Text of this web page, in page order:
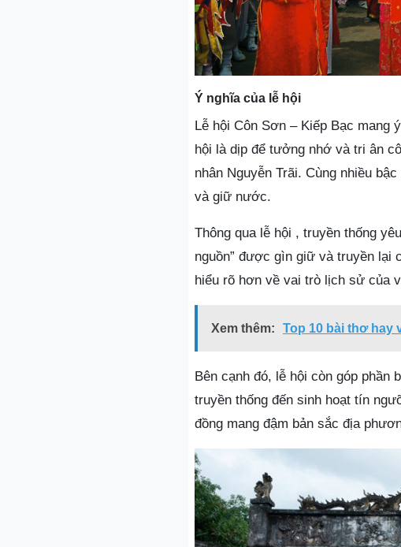
Ý nghĩa của lễ hội
Lễ hội Côn Sơn – Kiếp Bạc mang
hội là dịp để tưởng nhớ và tri ân
nhân Nguyễn Trãi. Cùng nhiều
và giữ nước.
Thông qua lễ hội , truyền thống
nguồn” được gìn giữ và truyền lại
hiểu rõ hơn về vai trò lịch sử của
Xem thêm: Top 10 bài thơ hay
Bên cạnh đó, lễ hội còn góp phần
truyền thống đến sinh hoạt tín
đồng mang đậm bản sắc địa